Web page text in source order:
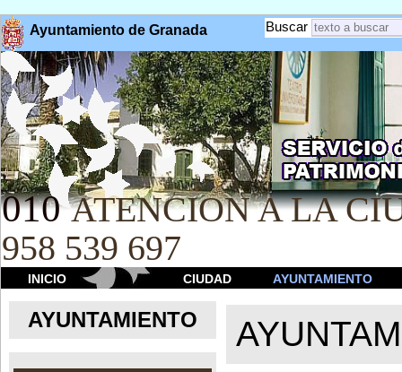
Ayuntamiento de Granada Buscar
010 ATENCION A LA
958 539 697
INICIO CIUDAD AYUNTAMIENTO
AYUNTAMIENTO